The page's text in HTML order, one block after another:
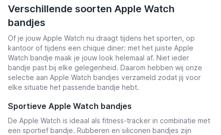
Verschillende soorten Apple Watch
bandjes
Of je jouw Apple Watch nu draagt tijdens het sporten, op
kantoor of tijdens een chique diner: met het juiste Apple
Watch bandje maak je jouw look helemaal af. Niet ieder
bandje past bij elke gelegenheid. Daarom hebben wij onze
selectie aan Apple Watch bandjes verzameld zodat jij voor
elke situatie het passende bandje hebt.
Sportieve Apple Watch bandjes
De Apple Watch is ideaal als fitness-tracker in combinatie met
een sportief bandje. Rubberen en siliconen bandjes zijn